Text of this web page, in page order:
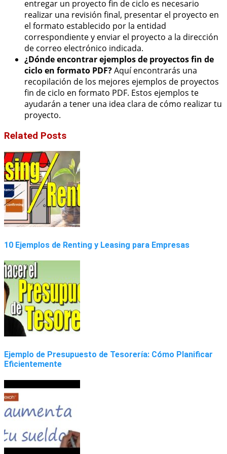
entregar un proyecto fin de ciclo es necesario
realizar una revisión final, presentar el proyecto en
el formato establecido por la entidad
correspondiente y enviar el proyecto a la dirección
de correo electrónico indicada.
¿Dónde encontrar ejemplos de proyectos fin de
ciclo en formato PDF?Aquí encontrarás una
recopilación de los mejores ejemplos de proyectos
fin de ciclo en formato PDF. Estos ejemplos te
ayudarán a tener una idea clara de cómo realizar tu
proyecto.
Related Posts
10 Ejemplos de Renting y Leasing para Empresas
Ejemplo de Presupuesto de Tesorería: Cómo Planificar
Eficientemente